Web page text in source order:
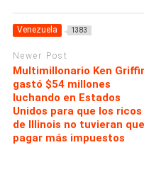
Venezuela 1383
Newer Post
Multimillonario Ken
gastó $54 millones
luchando en Estados
Unidos para que los ricos
de Illinois no tuvieran que
pagar más impuestos